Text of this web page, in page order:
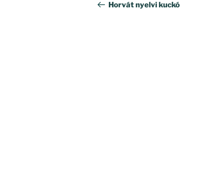
navigáció
bejegyzés
Horvát nyelvi kuckó